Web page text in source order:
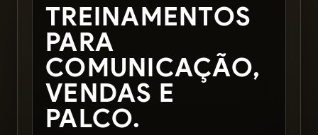
TREINAMENTOS
PARA
COMUNICAÇÃO,
VENDAS E
PALCO.